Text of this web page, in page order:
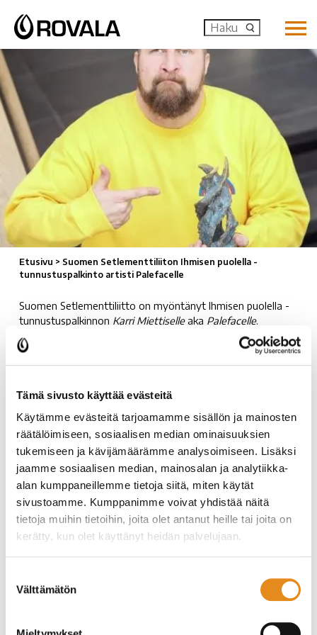
Tämä sivusto käyttää evästeitä
Käytämme evästeitä tarjoamamme sisällön ja mainosten
räätälöimiseen, sosiaalisen median ominaisuuksien
tukemiseen ja kävijämäärämme analysoimiseen. Lisäksi
jaamme sosiaalisen median, mainosalan ja analytiikka-
alan kumppaneillemme tietoja siitä, miten käytät
sivustoamme. Kumppanimme voivat yhdistää näitä
tietoja muihin tietoihin, joita olet antanut heille tai joita on
kerätty, kun olet käyttänyt heidän palvelujaan.
valinta
Välttämätön
Etusivu > Suomen Setlementtiliiton Ihmisen puolella -
tunnustuspalkinto artisti Palefacelle
Suomen Setlementtiliitto on myöntänyt Ihmisen puolella -
tunnustuspalkinnon Karri Miettiselleaka Palefacelle.
Miettinen palkittiin juhlallisin seremonioin
Setlementtipäivillä, jotka pidettiin Vuolle-talolla Oulussa
24.11.2022. Paikalla oli n. 100 sote-järjestötyön
https://setlementti.fi/ajankohtaista/suomen-
artisti-palefacelle/